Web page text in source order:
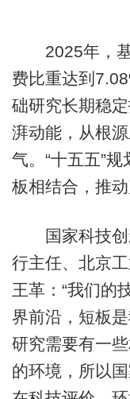
2025年，基
费比重达到
础研究长期稳
湃动能，从根
气。“十五五”
板相结合，推
国家科技创
行主任、北京
王革：“我们的
界前沿，短板
研究需要有一
的环境，所以